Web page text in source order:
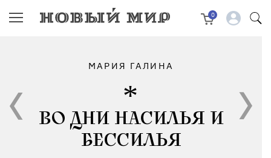
0
МАРИЯ ГАЛИНА
ВО ДНИ НАСИЛЬЯ И
БЕССИЛЬЯ